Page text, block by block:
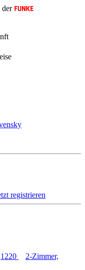
der
registrieren
1220
2-Zimmer,